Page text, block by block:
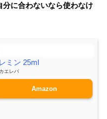
分に合わないなら使わなけ
ミン 25ml
カエレバ
Amazon